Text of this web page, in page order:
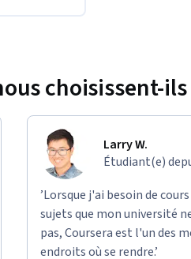
choisissent-
Larry W.
Étudiant(e)
’Lorsque j'ai besoin de
sujets que mon université
pas, Coursera est l'un des
endroits où se rendre.’